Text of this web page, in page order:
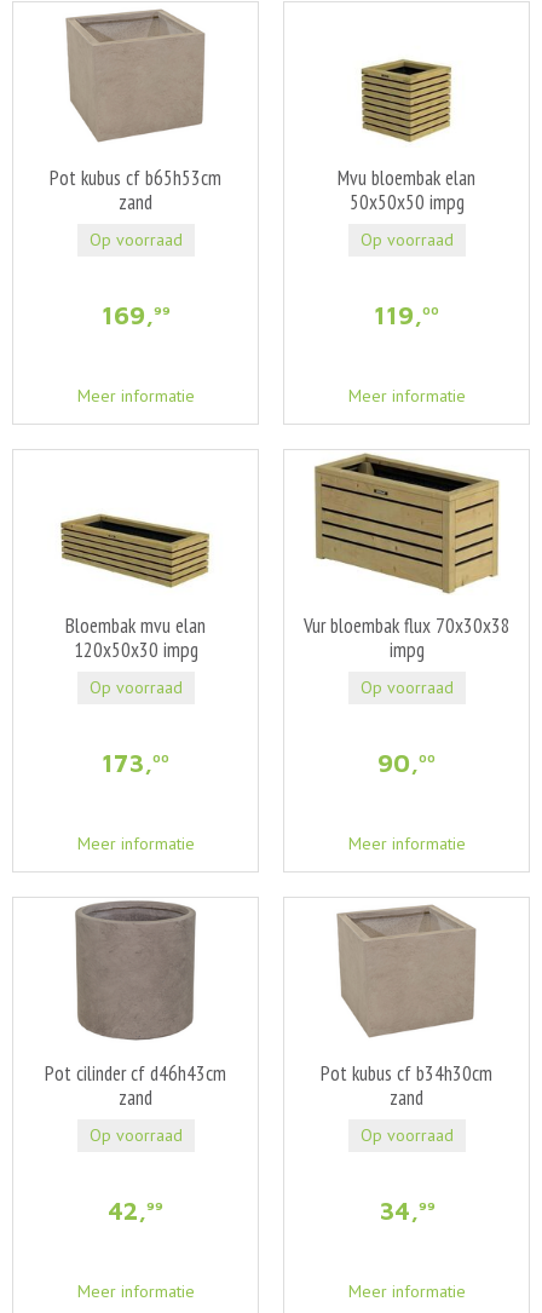
Pot kubus cf b65h53cm
zand
169,99
Meer informatie
Op voorraad
Mvu bloembak elan
50x50x50 impg
119,00
Meer informatie
Op voorraad
Bloembak mvu elan
120x50x30 impg
173,00
Meer informatie
Op voorraad
Vur bloembak flux 70x30x38
impg
90,00
Meer informatie
Op voorraad
Pot cilinder cf d46h43cm
zand
42,99
Meer informatie
Op voorraad
Pot kubus cf b34h30cm
zand
34,99
Meer informatie
Op voorraad